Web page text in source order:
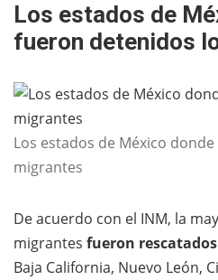
Los estados de
fueron detenidos
Los estados de México
migrantes
De acuerdo con el INM, la
migrantes fueron
Baja California, Nuevo León,